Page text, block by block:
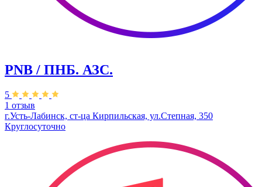
PNB / ПНБ. АЗС.
5
1 отзыв
​г.Усть-Лабинск, ст-ца Кирпильская, ул.Степная, 350​
Круглосуточно